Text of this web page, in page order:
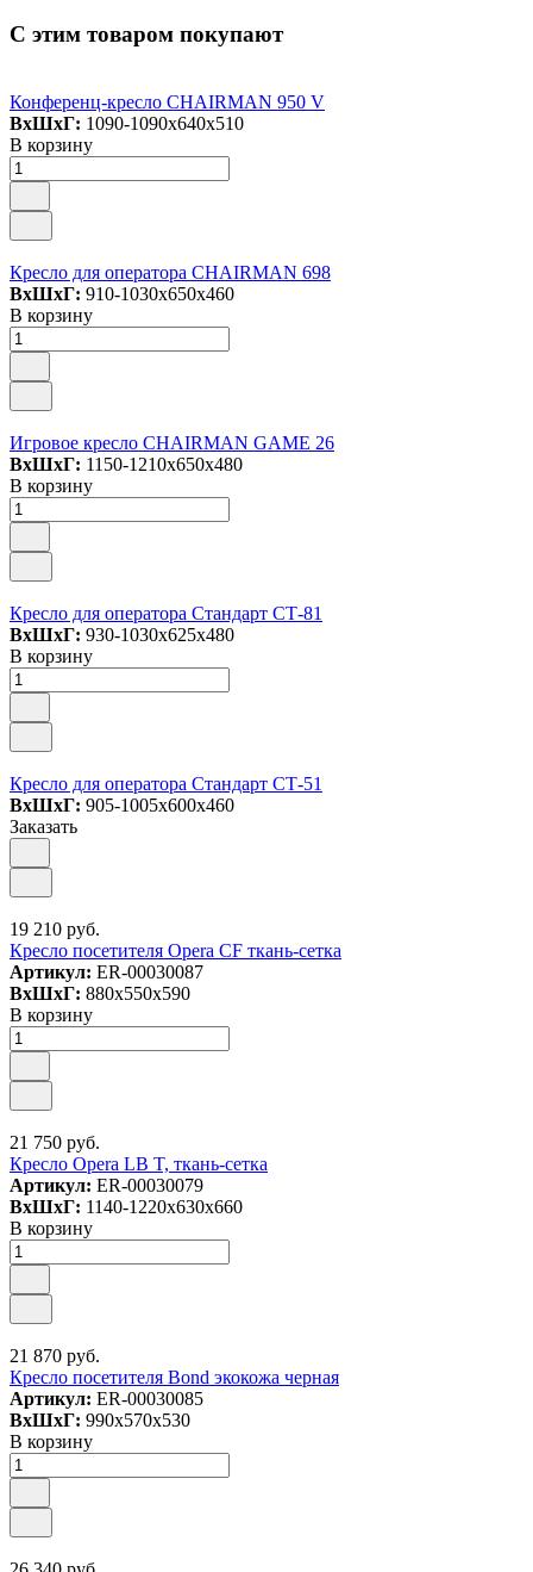
С этим товаром покупают
Конференц-кресло CHAIRMAN 950 V
ВxШxГ: 1090-1090x640x510
В корзину
Кресло для оператора CHAIRMAN 698
ВxШxГ: 910-1030x650x460
В корзину
Игровое кресло CHAIRMAN GAME 26
ВxШxГ: 1150-1210x650x480
В корзину
Кресло для оператора Стандарт СТ-81
ВxШxГ: 930-1030x625x480
В корзину
Кресло для оператора Стандарт СТ-51
ВxШxГ: 905-1005x600x460
Заказать
19 210 руб.
Кресло посетителя Opera CF ткань-сетка
Артикул: ER-00030087
ВxШxГ: 880x550x590
В корзину
21 750 руб.
Кресло Opera LB T, ткань-сетка
Артикул: ER-00030079
ВxШxГ: 1140-1220x630x660
В корзину
21 870 руб.
Кресло посетителя Bond экокожа черная
Артикул: ER-00030085
ВxШxГ: 990x570x530
В корзину